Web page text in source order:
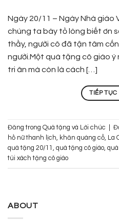
Ngày 20/11 – Ngày Nhà giáo
chúng ta bày tỏ lòng biết ơn
thầy, người cô đã tận tâm
người.Một quà tặng cô giáo ý
tri ân mà còn là cách […]
TIẾP TỤC
Đăng trong Quà tặng và Lời chúc
hồ nữ thanh lịch, khăn quàng cổ, La
quà tặng 20/11 , quà tặng cô giáo,
túi xách tặng cô giáo
ABOUT